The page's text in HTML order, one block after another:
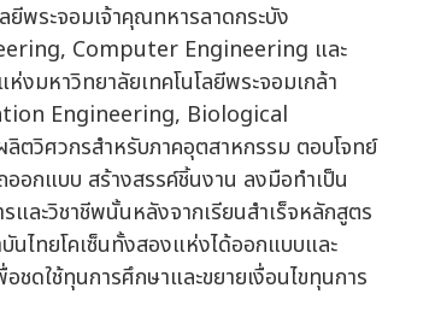
ยีพระจอมเจ้าคุณทหารลาดกระบัง
Computer Engineering และ
หาวิทยาลัยเทคโนโลยีพระจอมเกล้า
Engineering, Biological
วิศวกรสำหรับภาคอุตสาหกรรม ตอบโจทย์
ออกแบบ สร้างสรรค์ชิ้นงาน ลงมือทำเป็น
และวิชาชีพนั้นหลังจากเรียนสำเร็จหลักสูตร
ไทยโคเซ็นทั้งสองแห่งได้ออกแบบและ
ใช้ทุนการศึกษาและขยายเงื่อนไขทุนการ